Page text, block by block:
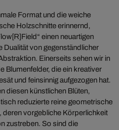
Format und die weiche
Holzschnitte erinnernd,
einen neuartigen
Dualität von gegenständlicher
Einerseits sehen wir in
Blumenfelder, die ein kreativer
und feinsinnig aufgezogen hat.
diesen künstlichen Blüten,
reduzierte reine geometrische
deren vorgebliche Körperlichkeit
zustreben. So sind die